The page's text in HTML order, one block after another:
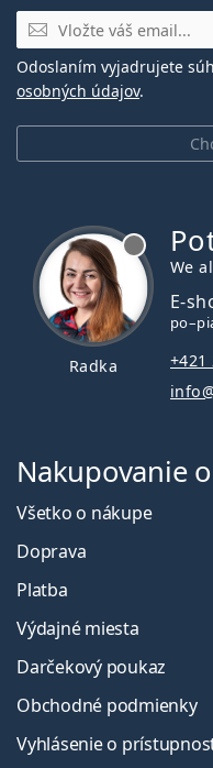
E-mail
Odoslaním vyjadrujete
osobných údajov.
Radka
We
E-
Nakupovanie
Všetko o nákupe
Doprava
Platba
Výdajné miesta
Darčekový poukaz
Obchodné podmienky
Vyhlásenie o